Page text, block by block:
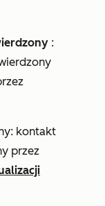
:
kontakt
przez